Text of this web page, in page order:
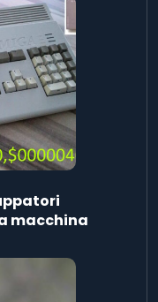
macchina